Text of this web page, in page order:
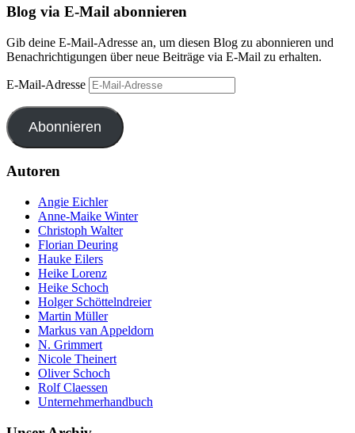
Blog via E-Mail abonnieren
Gib deine E-Mail-Adresse an, um diesen Blog zu abonnieren und
Benachrichtigungen über neue Beiträge via E-Mail zu erhalten.
E-Mail-Adresse
Abonnieren
Autoren
Angie Eichler
Anne-Maike Winter
Christoph Walter
Florian Deuring
Hauke Eilers
Heike Lorenz
Heike Schoch
Holger Schöttelndreier
Martin Müller
Markus van Appeldorn
N. Grimmert
Nicole Theinert
Oliver Schoch
Rolf Claessen
Unternehmerhandbuch